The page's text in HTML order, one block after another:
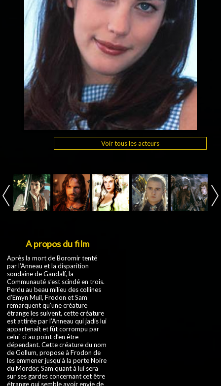
Voir tous les acteurs
A propos du film
Après la mort de Boromir tenté
par l’Anneau et la disparition
soudaine de Gandalf, la
Communauté s’est scindé en trois.
Perdu au beau milieu des collines
d’Emyn Muil, Frodon et Sam
remarquent qu’une créature
étrange les suivent, cette créature
est attirée par l’Anneau qui jadis lui
appartenait et fût corrompu par
celui-ci au point d’en être
dépendant. Cette créature du nom
de Gollum, propose à Frodon de
les emmener jusqu’à la porte Noire
du Mordor, Sam quant à lui sera
sur ses gardes concernant cet être
étrange qui semble avoir envie de